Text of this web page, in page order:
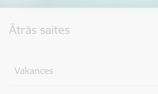
Ātrās saites
Vakances